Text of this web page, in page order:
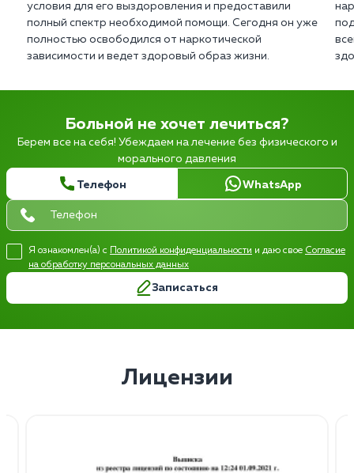
условия для его выздоровления и предоставили
полный спектр необходимой помощи. Сегодня он уже
полностью освободился от наркотической
зависимости и ведет здоровый образ жизни.
Больной не хочет лечиться?
Берем все на себя! Убеждаем на лечение без физического и
морального давления
Телефон WhatsApp
Я ознакомлен(а) с Политикой конфиденциальности и даю свое Согласие
на обработку персональных данных
Записаться
Лицензии